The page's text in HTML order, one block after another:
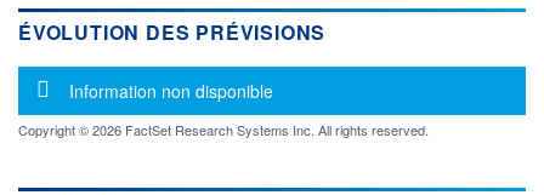
85,5000 76,0000
+ HAUT
86,0000
+ BAS
85,5000
VOLUME
108 0,00%
ÉVOLUTION DES PRÉVISIONS
Message d'information
Information non disponible
Copyright © 2026 FactSet Research Systems Inc. All rights reserved.